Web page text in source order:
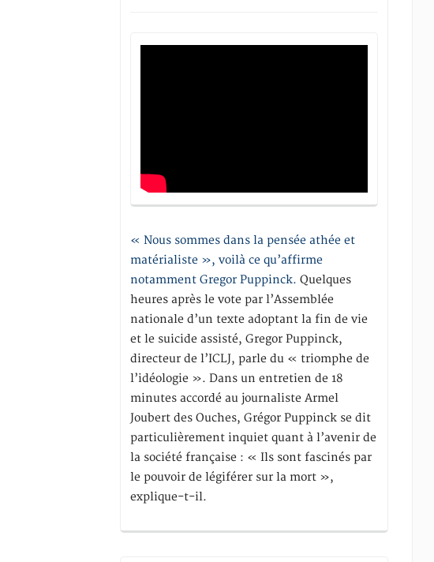
« Nous sommes dans la pensée athée et
matérialiste », voilà ce qu’affirme
notamment Gregor Puppinck. Quelques
heures après le vote par l’Assemblée
nationale d’un texte adoptant la fin de vie
et le suicide assisté, Gregor Puppinck,
directeur de l’ICLJ, parle du « triomphe de
l’idéologie ». Dans un entretien de 18
minutes accordé au journaliste Armel
Joubert des Ouches, Grégor Puppinck se dit
particulièrement inquiet quant à l’avenir de
la société française : « Ils sont fascinés par
le pouvoir de légiférer sur la mort »,
explique-t-il.